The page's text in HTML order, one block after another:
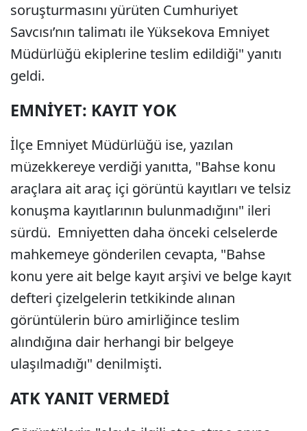
soruşturmasını yürüten Cumhuriyet
Savcısı’nın talimatı ile Yüksekova Emniyet
Müdürlüğü ekiplerine teslim edildiği" yanıtı
geldi.
EMNİYET: KAYIT YOK
İlçe Emniyet Müdürlüğü ise, yazılan
müzekkereye verdiği yanıtta, "Bahse konu
araçlara ait araç içi görüntü kayıtları ve telsiz
konuşma kayıtlarının bulunmadığını" ileri
sürdü. Emniyetten daha önceki celselerde
mahkemeye gönderilen cevapta, "Bahse
konu yere ait belge kayıt arşivi ve belge kayıt
defteri çizelgelerin tetkikinde alınan
görüntülerin büro amirliğince teslim
alındığına dair herhangi bir belgeye
ulaşılmadığı" denilmişti.
ATK YANIT VERMEDİ